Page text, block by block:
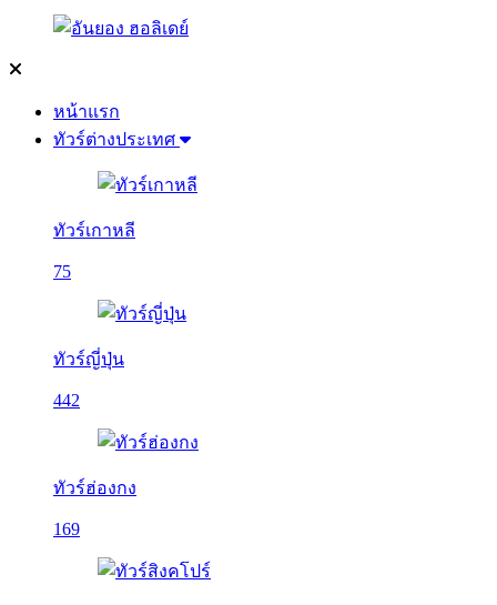
หน้าแรก
ทัวร์ต่างประเทศ
ทัวร์เกาหลี
75
ทัวร์ญี่ปุ่น
442
ทัวร์ฮ่องกง
169